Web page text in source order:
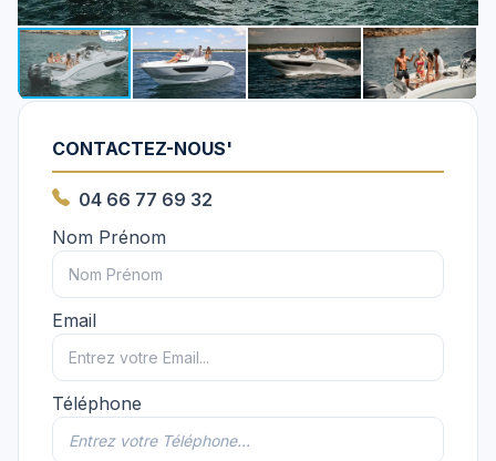
CONTACTEZ-NOUS'
04 66 77 69 32
Nom Prénom
Email
Téléphone